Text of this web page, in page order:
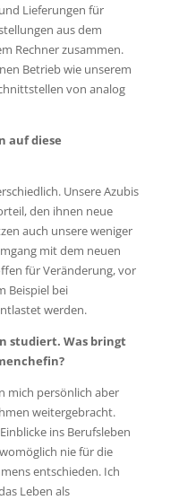
Lieferungen für
aus dem
Rechner zusammen.
Betrieb wie unserem
von analog
auf diese
Unsere Azubis
den ihnen neue
auch unsere weniger
mit dem neuen
für Veränderung, vor
Beispiel bei
werden.
studiert. Was bringt
mich persönlich aber
weitergebracht.
ins Berufsleben
nie für die
entschieden. Ich
Leben als